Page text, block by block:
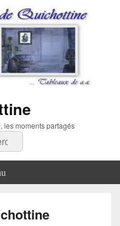
moments partagés